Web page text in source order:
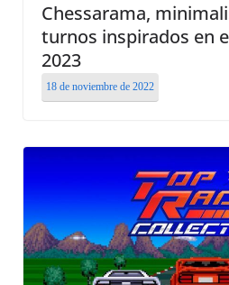
Chessarama,
turnos inspirados en
2023
18 de noviembre de 2022